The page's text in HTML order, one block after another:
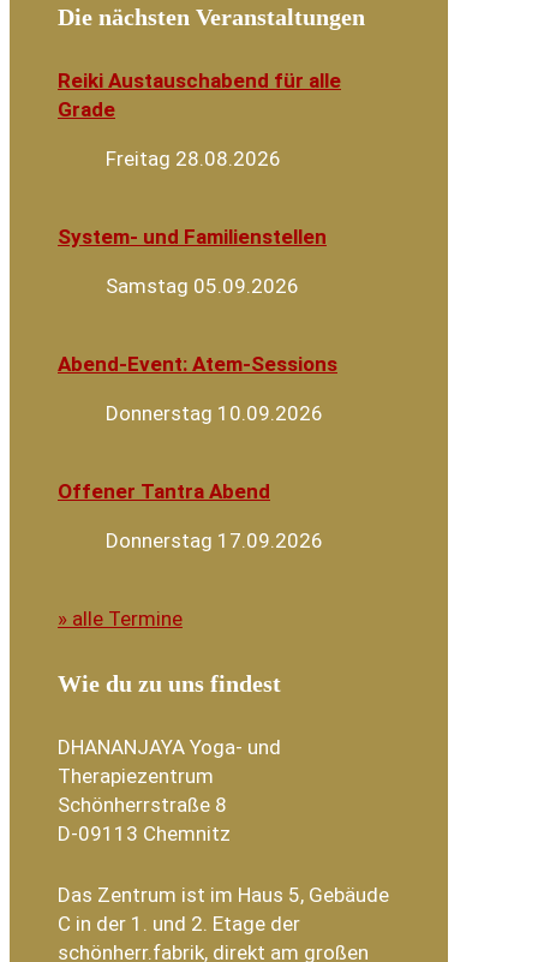
Die nächsten Veranstaltungen
Reiki Austauschabend für alle
Grade
Freitag 28.08.2026
System- und Familienstellen
Samstag 05.09.2026
Abend-Event: Atem-Sessions
Donnerstag 10.09.2026
Offener Tantra Abend
Donnerstag 17.09.2026
» alle Termine
Wie du zu uns findest
DHANANJAYA Yoga- und
Therapiezentrum
Schönherrstraße 8
D-09113 Chemnitz
Das Zentrum ist im Haus 5, Gebäude
C in der 1. und 2. Etage der
schönherr.fabrik, direkt am großen